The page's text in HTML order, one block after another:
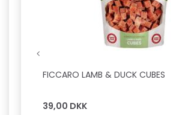
FICCARO LAMB & DUCK CUBES
39,00 DKK